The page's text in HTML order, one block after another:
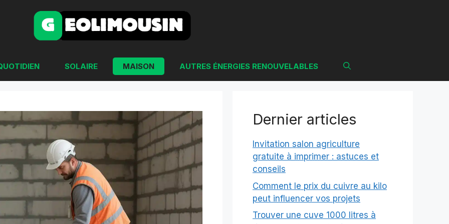
SOLAIRE MAISON AUTRES ÉNERGIES RENOUVELABLES
Dernier articles
Invitation salon agriculture
gratuite à imprimer : astuces et
conseils
Comment le prix du cuivre au kilo
peut influencer vos projets
Trouver une cuve 1000 litres à